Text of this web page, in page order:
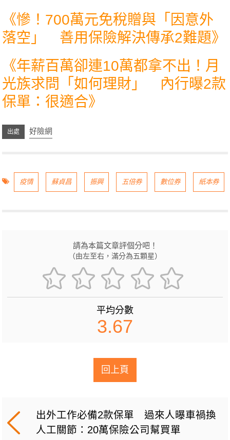
《慘！700萬元免稅贈與「因意外
落空」 善用保險解決傳承2難題》
《年薪百萬卻連10萬都拿不出！月
光族求問「如何理財」 內行曝2款
保單：很適合》
好險網
疫情 蘇貞昌 振興 五倍券 數位券 紙本券
請為本篇文章評個分吧！
（由左至右，滿分為五顆星）
平均分數
3.67
回上頁
出外工作必備2款保單 過來人曝車禍換
人工關節：20萬保險公司幫買單